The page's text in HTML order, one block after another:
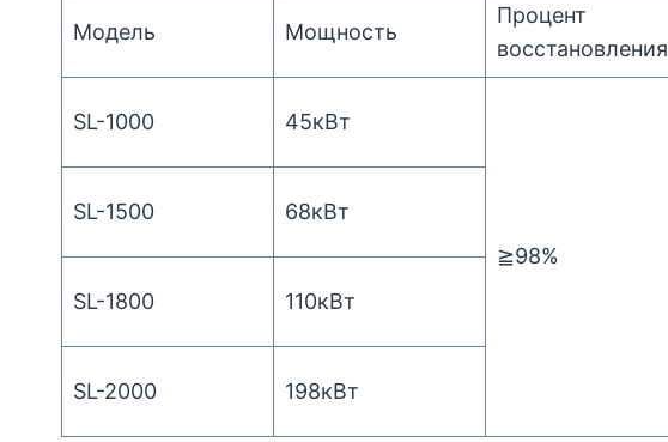
Модель Мощность
Процент
восстановления
SL-1000 45кВт
≧98%
SL-1500 68кВт
SL-1800 110кВт
SL-2000 198кВт